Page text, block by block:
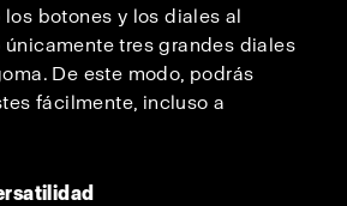
botones y los diales al
tres grandes diales
De este modo, podrás
fácilmente, incluso a